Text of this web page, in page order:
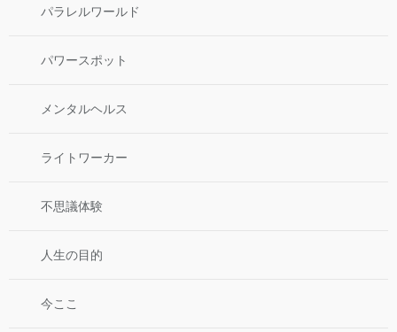
パラレルワールド
パワースポット
メンタルヘルス
ライトワーカー
不思議体験
人生の目的
今ここ